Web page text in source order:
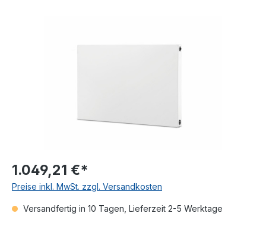
1.049,21 €*
Preise inkl. MwSt. zzgl. Versandkosten
Versandfertig in 10 Tagen, Lieferzeit 2-5 Werktage